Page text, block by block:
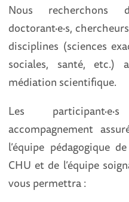
Nous recherchons
doctorant·e·s,
disciplines (sciences
sociales, santé,
médiation scientifique.
Les
accompagnement
l’équipe pédagogique
CHU et de l’équipe
vous permettra :